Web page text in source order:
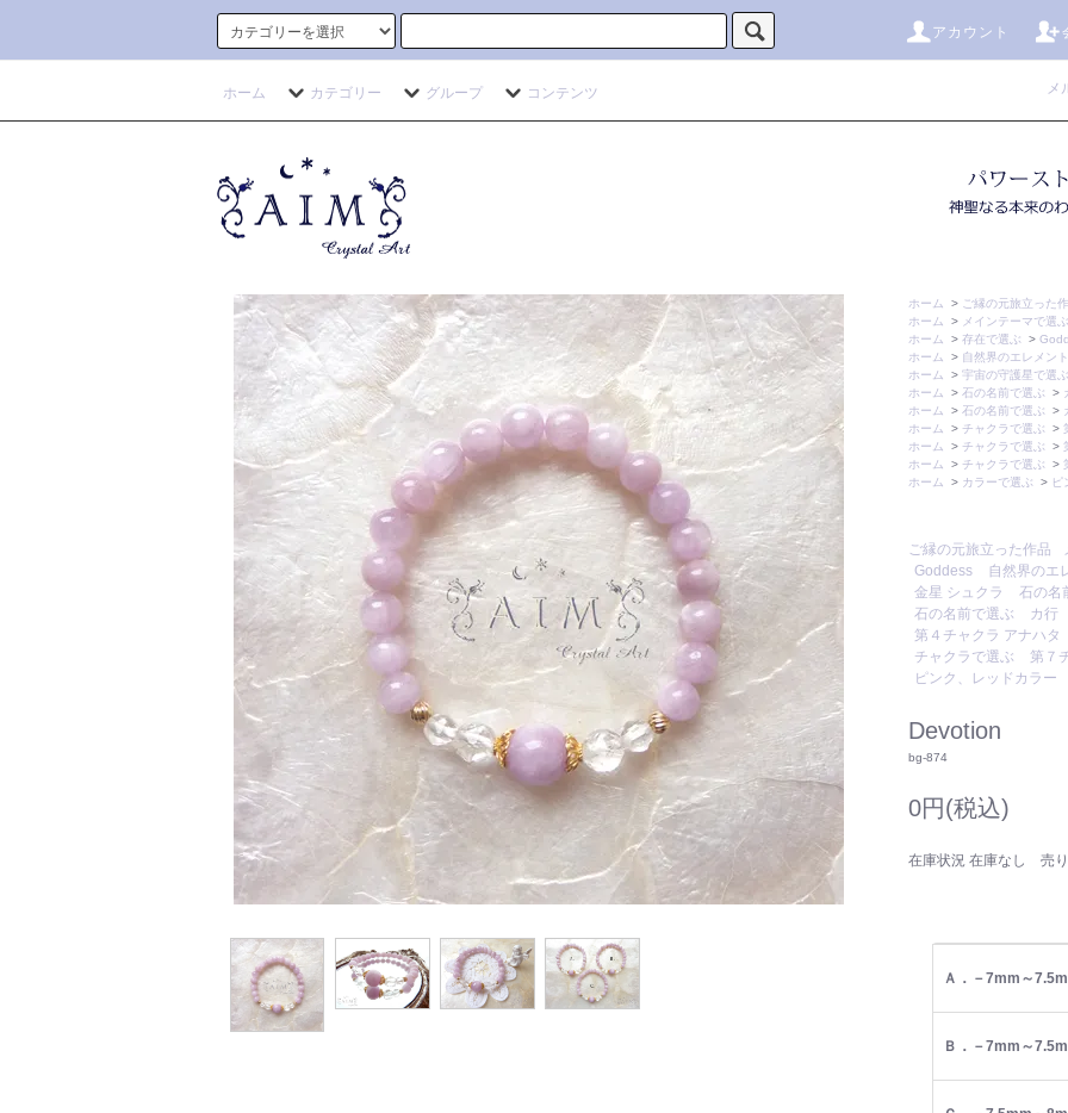
アカウント
ホーム カテゴリー グループ コンテンツ メ
ホーム > ご縁の元旅立った
ホーム
> メインテーマで選ぶ
ホーム
> 存在で選ぶ >
ホーム
> 自然界のエレメン
ホーム
> 宇宙の守護星で選ぶ
ホーム
> 石の名前で選ぶ >
ホーム
> 石の名前で選ぶ >
ホーム
> チャクラで選ぶ >
ホーム
> チャクラで選ぶ >
ホーム
> チャクラで選ぶ >
ホーム
> カラーで選ぶ > ピ
ご縁の元旅立った作品
Goddess
自然界のエ
金星 シュクラ
石の名
石の名前で選ぶ
カ行
第４チャクラ アナハタ
チャクラで選ぶ
第７
ピンク、レッドカラー
Devotion
bg-874
0円(税込)
在庫状況 在庫なし 売
Ａ．－7mm～
Ｂ．－7mm～